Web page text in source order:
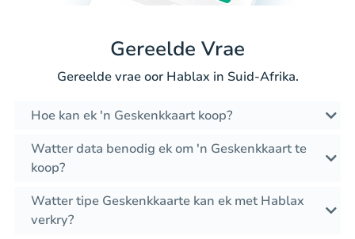
Gereelde Vrae
Gereelde vrae oor Hablax in Suid-Afrika.
Hoe kan ek 'n Geskenkkaart koop?
Watter data benodig ek om 'n Geskenkkaart te
koop?
Watter tipe Geskenkkaarte kan ek met Hablax
verkry?